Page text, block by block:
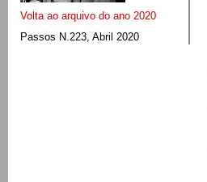
Volta ao arquivo do ano 2020
Passos N.223, Abril 2020